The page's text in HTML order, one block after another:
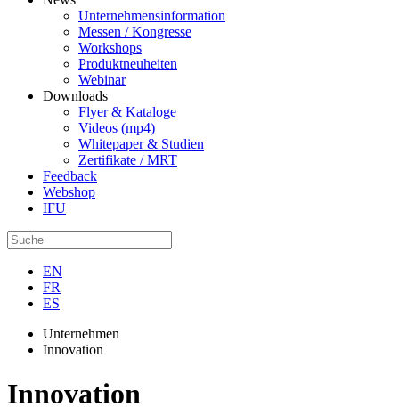
Unternehmensinformation
Messen / Kongresse
Workshops
Produktneuheiten
Webinar
Downloads
Flyer & Kataloge
Videos (mp4)
Whitepaper & Studien
Zertifikate / MRT
Feedback
Webshop
IFU
EN
FR
ES
Unternehmen
Innovation
Innovation